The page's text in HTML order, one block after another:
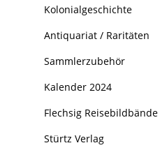
Kolonialgeschichte
Antiquariat / Raritäten
Sammlerzubehör
Kalender 2024
Flechsig Reisebildbände
Stürtz Verlag